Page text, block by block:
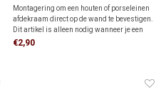
Montagering om een houten of porseleinen
afdekraam direct op de wand te bevestigen.
Dit artikel is alleen nodig wanneer je een
FONTINI-afdekraam als montageplaat voor
€2,90